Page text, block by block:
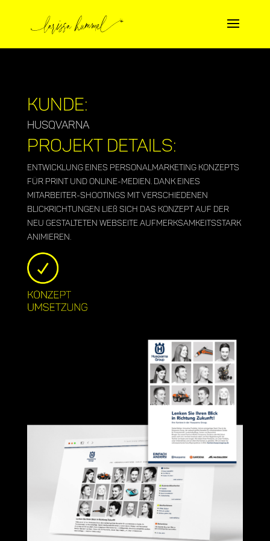
Kunde:
Husqvarna
Projekt Details:
Entwicklung eines Personalmarketing Konzepts
für Print und Online-Medien. Dank eines
Mitarbeiter-Shootings mit verschiedenen
Blickrichtungen ließ sich das Konzept auf der
neu gestalteten Webseite aufmerksamkeitsstark
animieren.